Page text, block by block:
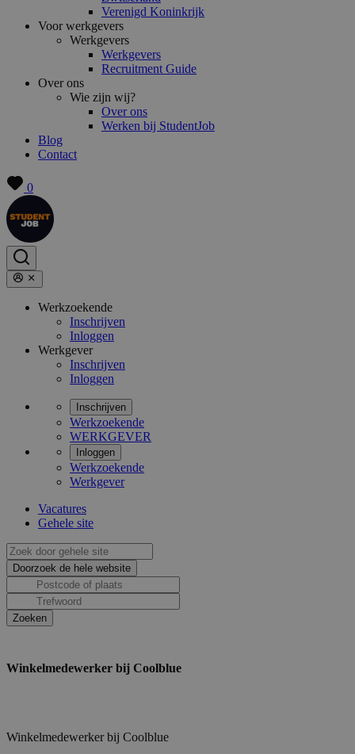
Verenigd Koninkrijk
Voor werkgevers
Werkgevers
Werkgevers
Recruitment Guide
Over ons
Wie zijn wij?
Over ons
Werken bij StudentJob
Blog
Contact
0
Werkzoekende
Inschrijven
Inloggen
Werkgever
Inschrijven
Inloggen
Inschrijven
Werkzoekende
WERKGEVER
Inloggen
Werkzoekende
Werkgever
Vacatures
Gehele site
Winkelmedewerker bij Coolblue
Winkelmedewerker bij Coolblue